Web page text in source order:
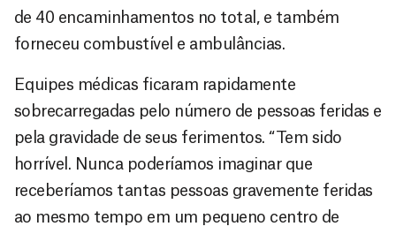
de 40 encaminhamentos no total, e também
forneceu combustível e ambulâncias.
Equipes médicas ficaram rapidamente
sobrecarregadas pelo número de pessoas feridas e
pela gravidade de seus ferimentos. “Tem sido
horrível. Nunca poderíamos imaginar que
receberíamos tantas pessoas gravemente feridas
ao mesmo tempo em um pequeno centro de